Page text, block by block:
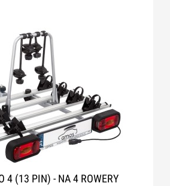
4 (13 PIN) - NA 4 ROWERY